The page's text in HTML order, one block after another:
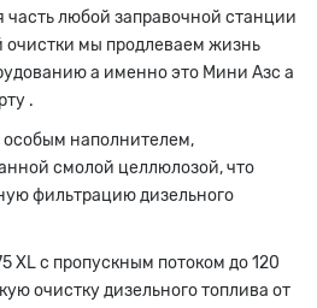
любой заправочной станции
очистки мы продлеваем жизнь
а именно это Мини Азс а
.
особым наполнителем,
смолой целлюлозой, что
фильтрацию дизельного
XL с пропускным потоком до 120
очистку дизельного топлива от